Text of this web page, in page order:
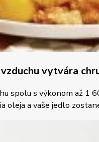
vytvára
spolu s výkonom až 1
oleja a vaše jedlo